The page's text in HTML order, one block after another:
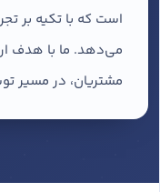
است که با تکیه بر
می‌دهد. ما با هدف
مشتریان، در مسیر